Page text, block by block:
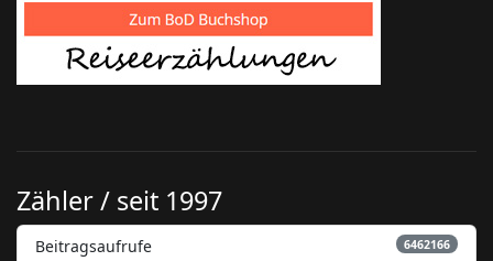
Zähler / seit 1997
Beitragsaufrufe 6462166